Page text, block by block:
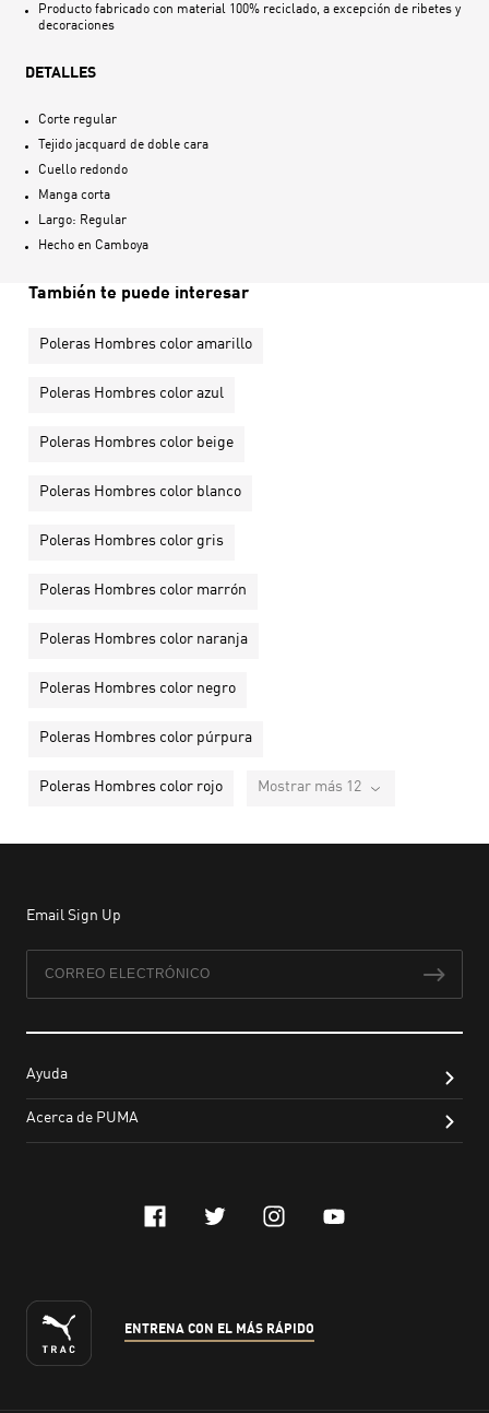
Producto fabricado con material 100% reciclado, a excepción de ribetes y
decoraciones
DETALLES
Corte regular
Tejido jacquard de doble cara
Cuello redondo
Manga corta
Largo: Regular
Hecho en Camboya
También te puede interesar
Poleras Hombres color amarillo
Poleras Hombres color azul
Poleras Hombres color beige
Poleras Hombres color blanco
Poleras Hombres color gris
Poleras Hombres color marrón
Poleras Hombres color naranja
Poleras Hombres color negro
Poleras Hombres color púrpura
Poleras Hombres color rojo Mostrar más 12